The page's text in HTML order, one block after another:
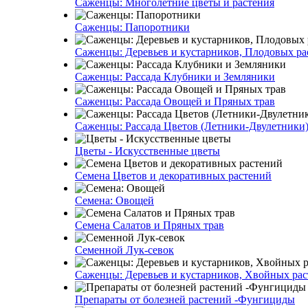
Саженцы: Многолетние цветы и растения
Саженцы: Папоротники
Саженцы: Деревьев и кустарников, Плодовых
Саженцы: Рассада Клубники и Земляники
Саженцы: Рассада Овощей и Пряных трав
Саженцы: Рассада Цветов (Летники-Двулетники)
Цветы - Искусственные цветы
Семена Цветов и декоративных растений
Семена: Овощей
Семена Салатов и Пряных трав
Семенной Лук-севок
Саженцы: Деревьев и кустарников, Хвойных
Препараты от болезней растений -Фунгициды